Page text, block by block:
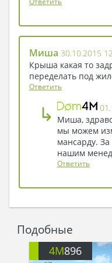
объем
достанется.
- Давайте так.
проигравший
предлагал Вилль.
Тиль и Билль
начинался
скоротечно
Тот без стука
разгаре. Он
кухонном
дожидаясь,
обнаруживали
игра в
говорили сами
Несмотря на
Миша 30.10.2015
Крыша какая то
переделать под
Ответить
↳ Миша,
мы можем
мансарду.
нашим
Ответить
Подобные
4M896